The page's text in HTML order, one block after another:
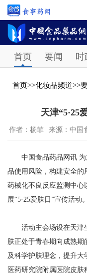
首页 要闻 时
首页>>化妆品频道>>
天津“5·25
作者：杨菲 来源：中国
中国食品药品网讯 为
品使用风险，构建安全的
药械化不良反应监测中心
展“5·25爱肤日”宣传活动。
活动主会场设在天津
肤正处于青春期向成熟
及科学护肤理念，提升大
医药研究院附属医院皮